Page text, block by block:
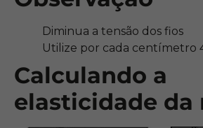
Diminua a tensão dos fios
Utilize por cada centímetro
Calculando a
elasticidade da